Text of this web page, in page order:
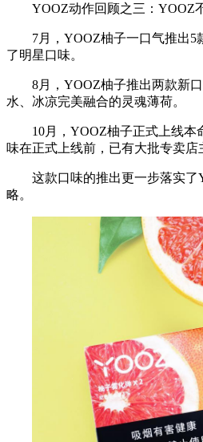
YOOZ动作回顾之三：YOOZ
7月，YOOZ柚子一口气推出5
了明星口味。
8月，YOOZ柚子推出两款新
水、冰凉完美融合的灵魂薄荷。
10月，YOOZ柚子正式上线本
味在正式上线前，已有大批专卖店
这款口味的推出更一步落实
略。